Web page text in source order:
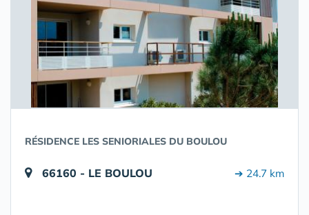
RÉSIDENCE LES SENIORIALES DU BOULOU
66160 - LE BOULOU ➔ 24.7 km